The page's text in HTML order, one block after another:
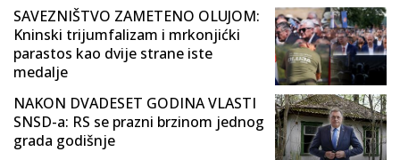
SAVEZNIŠTVO ZAMETENO OLUJOM:
Kninski trijumfalizam i mrkonjićki
parastos kao dvije strane iste
medalje
NAKON DVADESET GODINA VLASTI
SNSD-a: RS se prazni brzinom jednog
grada godišnje